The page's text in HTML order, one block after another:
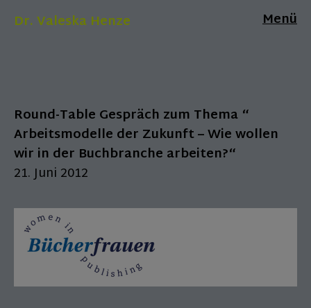
Dr. Valeska Henze Menü
Round-Table Gespräch zum Thema “
Arbeitsmodelle der Zukunft – Wie wollen
wir in der Buchbranche arbeiten?“
21. Juni 2012